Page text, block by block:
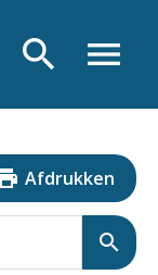
menu
search
Afdrukken
search